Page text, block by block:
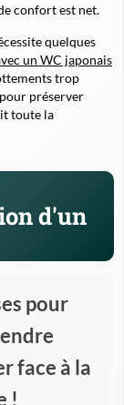
confort est net.
quelques
un WC japonais
trop
préserver
toute la
d'un
pour
face à la
!